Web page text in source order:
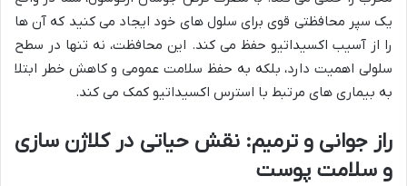
یک سپر محافظتی قوی برای سلول های خود ایجاد می کنید که آن ها
را از آسیب اکسیداتیو حفظ می کند. این محافظت، نه تنها در سطح
سلولی اهمیت دارد، بلکه به حفظ سلامت عمومی و کاهش خطر ابتلا
به بیماری های مرتبط با استرس اکسیداتیو کمک می کند.
راز جوانی و ترمیم: نقش حیاتی در کلاژن سازی
و سلامت پوست